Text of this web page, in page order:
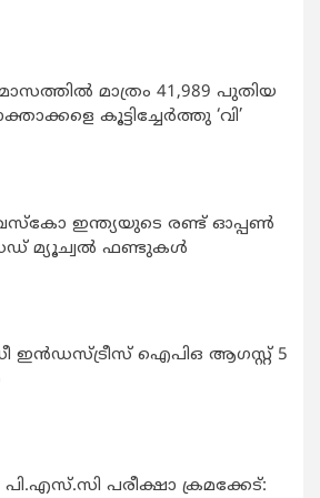
മാത്രം 41,989 പുതിയ
കൂട്ടിച്ചേർത്തു ‘വി’
ഇന്ത്യയുടെ രണ്ട് ഓപ്പണ്‍
മ്യൂച്വല്‍ ഫണ്ടുകള്‍
ഇൻഡസ്ട്രീസ് ഐപിഒ ആഗസ്റ്റ് 5
പരീക്ഷാ ക്രമക്കേട്: